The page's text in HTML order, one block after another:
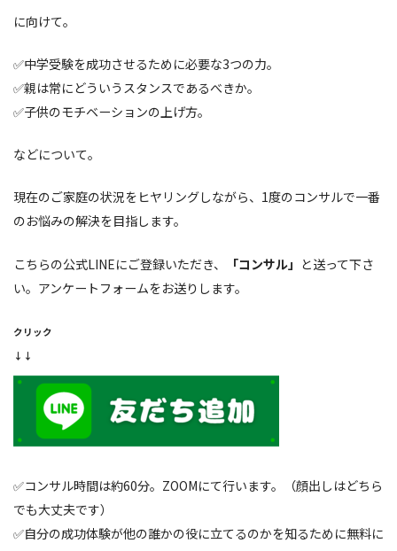
に向けて。
✅中学受験を成功させるために必要な3つの力。
✅親は常にどういうスタンスであるべきか。
✅子供のモチベーションの上げ方。
などについて。
現在のご家庭の状況をヒヤリングしながら、1度のコンサルで一番
のお悩みの解決を目指します。
こちらの公式LINEにご登録いただき、 「コンサル」 と送って下さ
い。アンケートフォームをお送りします。
クリック
↓↓
✅コンサル時間は約60分。ZOOMにて行います。（顔出しはどちら
でも大丈夫です）
✅自分の成功体験が他の誰かの役に立てるのかを知るために無料に